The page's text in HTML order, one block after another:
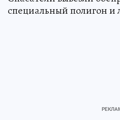
специальный полигон и